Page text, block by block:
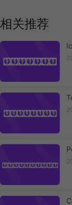
相关推荐
Iceland
Tomorrow
Poiret One